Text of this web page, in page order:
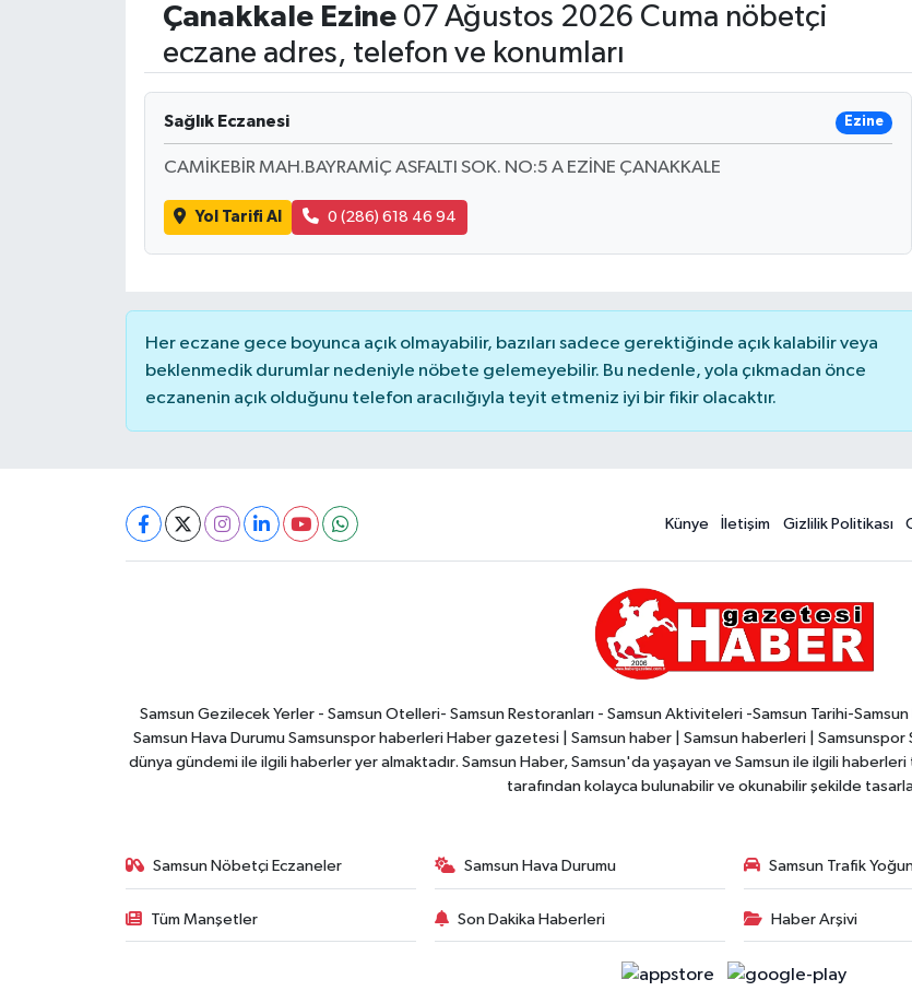
Çanakkale Ezine07 Ağustos 2026 Cuma nöbetçi
eczane adres, telefon ve konumları
Sağlık Eczanesi Ezine
CAMİKEBİR MAH.BAYRAMİÇ ASFALTI SOK. NO:5 A EZİNE ÇANAKKALE
Yol Tarifi Al 0 (286) 618 46 94
Her eczane gece boyunca açık olmayabilir, bazıları sadece gerektiğinde açık kalabilir veya
beklenmedik durumlar nedeniyle nöbete gelemeyebilir. Bu nedenle, yola çıkmadan önce
eczanenin açık olduğunu telefon aracılığıyla teyit etmeniz iyi bir fikir olacaktır.
Künye İletişim Gizlilik Politikası
Samsun Gezilecek Yerler - Samsun Otelleri- Samsun Restoranları - Samsun Aktiviteleri -Samsun Tarihi-Samsun
Samsun Hava Durumu Samsunspor haberleri Haber gazetesi | Samsun haber | Samsun haberleri |
dünya gündemi ile ilgili haberler yer almaktadır. Samsun Haber, Samsun'da yaşayan ve Samsun ile ilgili
tarafından kolayca bulunabilir ve okunabilir şekilde
Samsun Nöbetçi Eczaneler Samsun Hava Durumu Samsun Trafik
Tüm Manşetler Son Dakika Haberleri Haber Arşivi